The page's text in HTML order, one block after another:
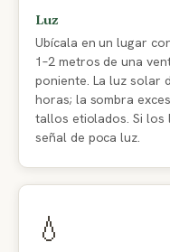
Luz
Ubícala en un lugar
1–2 metros de una
poniente. La luz solar
horas; la sombra
tallos etiolados. Si los
señal de poca luz.
💧